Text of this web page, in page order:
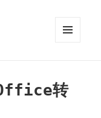
转